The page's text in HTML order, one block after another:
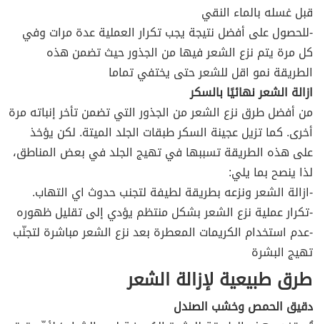
قبل غسله بالماء النقي
-للحصول على أفضل نتيجة يجب تكرار العملية عدة مرات وفي
كل مرة يتم نزع الشعر فيها من الجذور حيث تضمن هذه
الطريقة نمو اقل للشعر حتى يختفي تماما
ازالة الشعر نهائيًا بالسكر
من أفضل طرق نزع الشعر من الجذور التي تضمن تأخر إنباته مرة
أخرى. كما تزيل عجينة السكر طبقات الجلد الميتة. لكن يؤخذ
على هذه الطريقة تسببها في تهيج الجلد في بعض المناطق،
لذا ينصح بما يلي:
-ازالة الشعر ونزعه بطريقة لطيفة لتجنب حدوث اي التهاب.
-تكرار عملية نزع الشعر بشكل منتظم يؤدي إلى تقليل ظهوره
-عدم استخدام الكريمات المعطرة بعد نزع الشعر مباشرة لتجنّب
تهيج البشرة
طرق طبيعية لإزالة الشعر
دقيق الحمص وخشب الصندل